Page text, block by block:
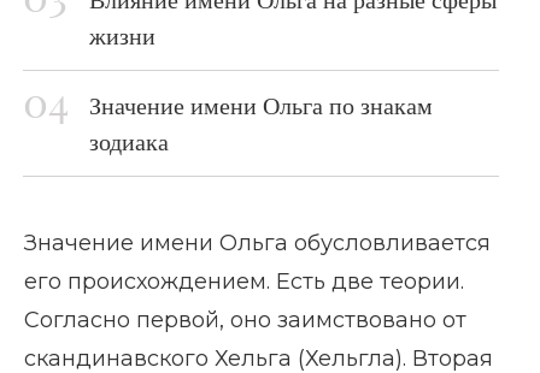
жизни
Значение имени Ольга по знакам
зодиака
Значение имени Ольга обусловливается
его происхождением. Есть две теории.
Согласно первой, оно заимствовано от
скандинавского Хельга (Хельгла). Вторая